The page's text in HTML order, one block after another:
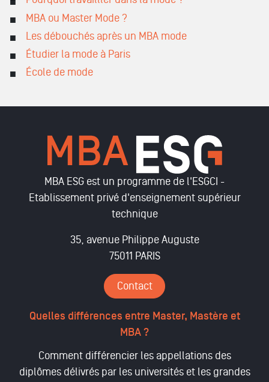
MBA ou Master Mode ?
Les débouchés après un MBA mode
Étudier la mode à Paris
École de mode
MBA ESG est un programme de l'ESGCI -
Etablissement privé d'enseignement supérieur
technique
35, avenue Philippe Auguste
75011 PARIS
Contact
Quelles différences entre Master, Mastère et
MBA ?
Comment différencier les appellations des
diplômes délivrés par les universités et les grandes